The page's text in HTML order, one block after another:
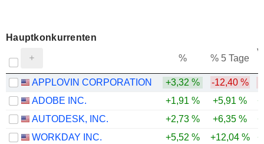
Hauptkonkurrenten
% % 5 Tage
APPLOVIN CORPORATION +3,32 % -12,40 %
ADOBE INC.
+1,91 % +5,91 %
AUTODESK, INC.
+2,73 % +6,35 %
WORKDAY INC.
+5,52 % +12,04 %